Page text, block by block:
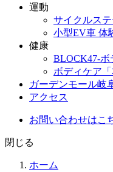
運動
サイクルス
小型EV車 体
健康
BLOCK47‐
ボディケア
ガーデンモール岐
アクセス
お問い合わせはこ
閉じる
ホーム